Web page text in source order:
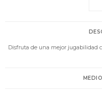
Disfruta de una mejor jugabilidad